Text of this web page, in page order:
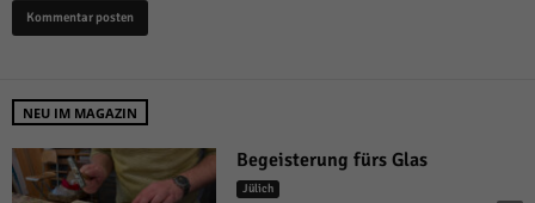
NEU IM MAGAZIN
Begeisterung fürs Glas
Jülich